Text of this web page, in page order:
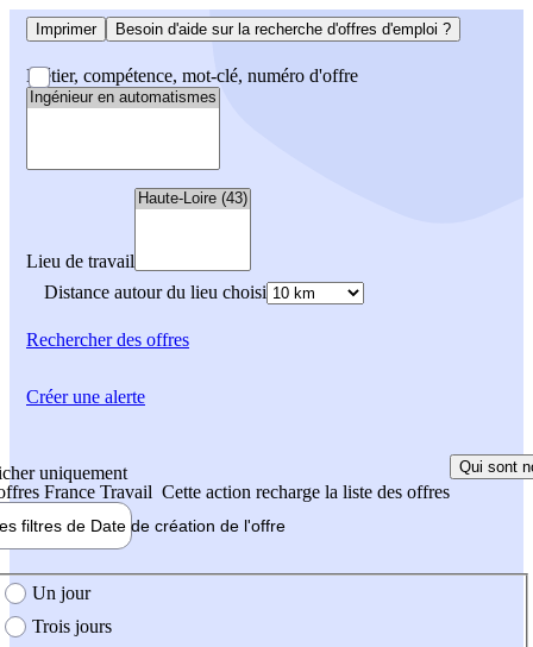
Imprimer Besoin d'aide sur la recherche d'offres d'emploi ?
Métier, compétence, mot-clé, numéro d'offre
Lieu de travail
Distance autour du lieu choisi
Rechercherdes offres
uniquement
France Travail Cette action recharge la liste des offres
Qui sont
filtres de Date de création de l'offre
création de l'offre
Un jour
Trois jours
Créer une alerte